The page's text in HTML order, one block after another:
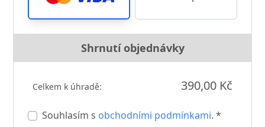
Shrnutí objednávky
Celkem k úhradě: 390,00 Kč
Souhlasím s obchodními podmínkami. *